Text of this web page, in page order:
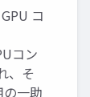
コ
コン
、そ
の一助